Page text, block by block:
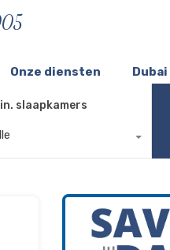
Onze diensten Dubai
slaapkamers